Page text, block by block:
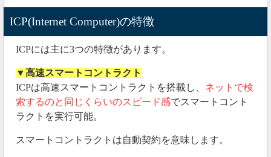
ICP(Internet Computer)の特徴
ICPには主に3つの特徴があります。
▼高速スマートコントラクト
ICPは高速スマートコントラクトを搭載し、 ネットで検
索するのと同じくらいのスピード感でスマートコント
ラクトを実行可能。
スマートコントラクトは自動契約を意味します。